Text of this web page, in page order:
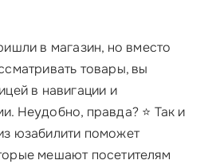
в магазин, но вместо
товары, вы
в навигации и
Неудобно, правда? ⭐ Так и
юзабилити поможет
мешают посетителям